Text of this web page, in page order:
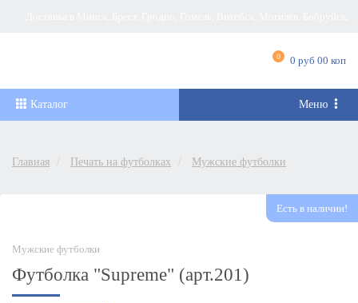
Барановичи, Новополоцк, Пинск, Борисов, Мозырь, Полоцк, Слоним, Лида,
0 0 руб 00 коп
Каталог Меню
Главная Печать на футболках Мужские футболки
Есть в наличии!
Мужские футболки
Футболка "Supreme" (арт.201)